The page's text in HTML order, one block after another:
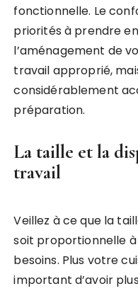
fonctionnelle. Le
priorités à prendre
l’aménagement de
travail approprié,
considérablement
préparation.
La taille et la
travail
Veillez à ce que la
soit proportionnelle
besoins. Plus votre
important d’avoir